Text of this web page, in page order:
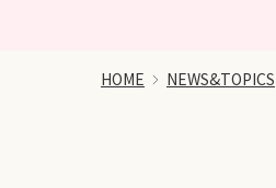
HOME NEWS&TOPICS